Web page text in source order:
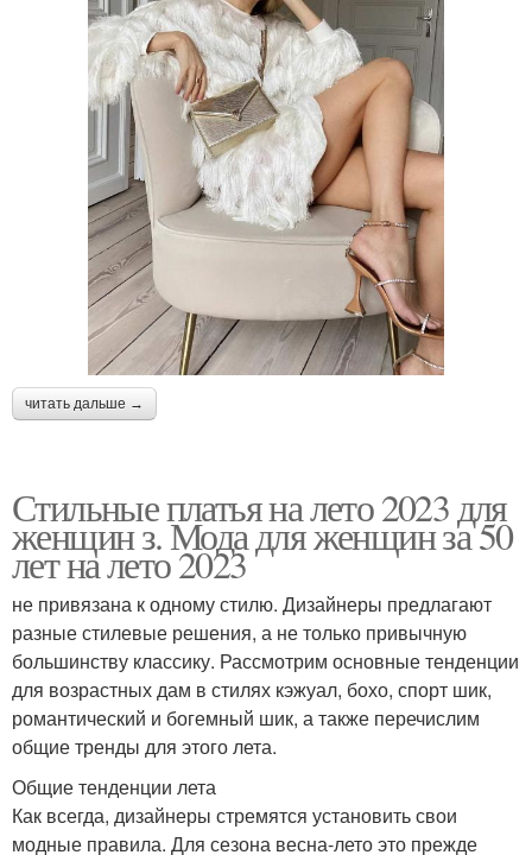
читать дальше →
Стильные платья на лето 2023 для
женщин з. Мода для женщин за 50
лет на лето 2023
не привязана к одному стилю. Дизайнеры предлагают
разные стилевые решения, а не только привычную
большинству классику. Рассмотрим основные тенденции
для возрастных дам в стилях кэжуал, бохо, спорт шик,
романтический и богемный шик, а также перечислим
общие тренды для этого лета.
Общие тенденции лета
Как всегда, дизайнеры стремятся установить свои
модные правила. Для сезона весна-лето это прежде